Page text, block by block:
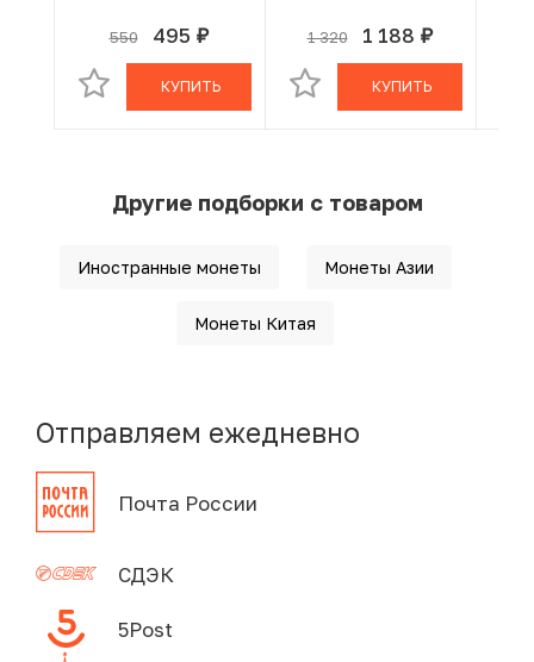
550 495 руб.
В КОРЗИНЕ
КУПИТЬ
1 320 1 188 руб.
В КОРЗИНЕ
КУПИТЬ
Другие подборки с товаром
Иностранные монеты Монеты Азии
Монеты Китая
Отправляем ежедневно
Почта России
СДЭК
5Post